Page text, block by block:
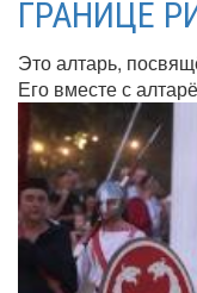
ГРАНИЦЕ
Это алтарь,
Его вместе с